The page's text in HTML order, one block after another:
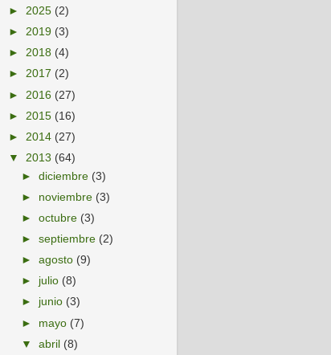
► 2025 (2)
► 2019 (3)
► 2018 (4)
► 2017 (2)
► 2016 (27)
► 2015 (16)
► 2014 (27)
▼ 2013 (64)
►diciembre (3)
► noviembre (3)
►octubre (3)
►septiembre (2)
►agosto (9)
► julio (8)
► junio (3)
► mayo (7)
▼abril (8)